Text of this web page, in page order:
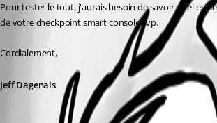
Pour tester le tout, j'aurais besoin de savoir quel est
de votre checkpoint smart console svp.
Cordialement,
Jeff Dagenais